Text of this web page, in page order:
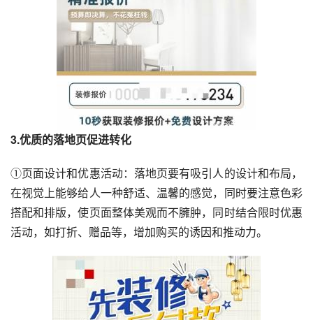
3.优质的落地页促进转化
①页面设计和优惠活动：落地页要有吸引人的设计和布局，
在视觉上能够给人一种舒适、温馨的感觉，同时要注意色彩
搭配和排版，使页面整体美观而不臃肿，同时结合限时优惠
活动，如打折、赠品等，增加购买的诱因和推动力。